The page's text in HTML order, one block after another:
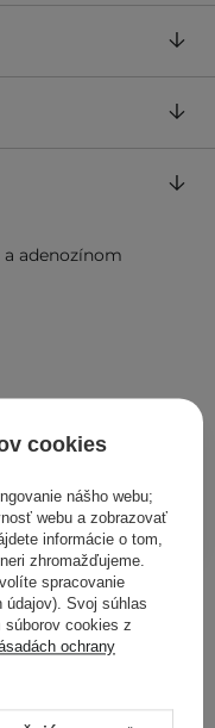
DO KOŠÍKA
adenozínom
zákazníci
cookies
nášho webu;
webu a zobrazovať
informácie o tom,
zhromažďujeme.
spracovanie
údajov). Svoj súhlas
cookies z
ochrany